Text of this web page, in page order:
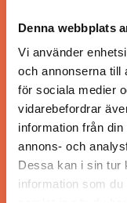
Denna webbplats
Vi använder
och annonserna till
för sociala medier
vidarebefordrar
information från
annons- och
Dessa kan i sin tur
information som